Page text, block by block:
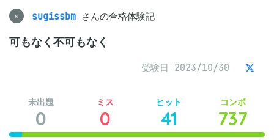
s sugissbm さんの合格体験記
可もなく不可もなく
受験日 2023/10/30
未出題
0
ミス
0
ヒット
41
コンボ
737